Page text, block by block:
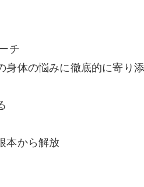
チ
体の悩みに徹底的に寄り添
本から解放